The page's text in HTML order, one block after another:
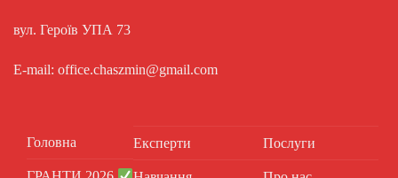
вул. Героїв УПА 73
E-mail: office.chaszmin@gmail.com
Головна Експерти Послуги